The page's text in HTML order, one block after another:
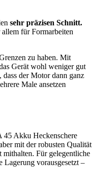
sehr präzisen Schnitt.
für Formarbeiten
zu haben. Mit
Gerät wohl weniger gut
der Motor dann ganz
Male ansetzen
45 Akku Heckenschere
mit der robusten Qualität
mithalten. Für gelegentliche
Lagerung vorausgesetzt –